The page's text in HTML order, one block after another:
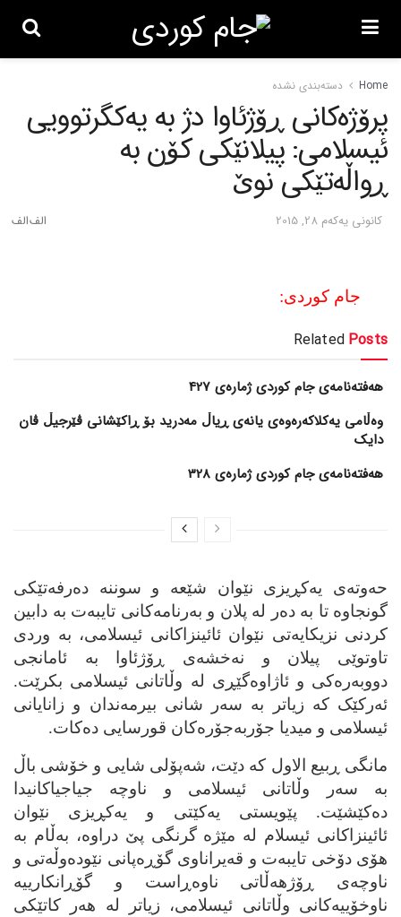
Home دسته‌بندی نشده
پرۆژه‌کانی ڕۆژئاوا دژ به‌ یه‌کگرتوویی
ئیسلامی: پیلانێکی کۆن به‌
ڕواڵه‌تێکی نوێ
كانونی یه‌كه‌م 28, 2015
جام کوردی:
Related Posts
هەفتەنامەی جام کوردی ژمارەی 427
وەڵامی یەکلاکەرەوەی یانەی ڕیاڵ مەدرید بۆ ڕاکێشانی ڤێرجیڵ ڤان
دایک
هەفتەنامەی جام کوردی ژمارەی 328
حه‌وته‌ی یه‌کڕیزی نێوان شێعه‌ و سوننه‌ ده‌رفه‌تێکی
گونجاوه‌ تا به‌ ده‌ر له‌ پلان و به‌رنامه‌کانی تایبه‌ت به‌ دابین
کردنی نزیکایه‌تی نێوان ئائینزاکانی ئیسلامی، به‌ وردی
تاوتوێی پیلان و نه‌خشه‌ی ڕۆژئاوا به‌ ئامانجی
دووبه‌ره‌کی و ئاژاوه‌گێڕی له‌ وڵاتانی ئیسلامی بکرێت.
ئه‌رکێک که‌ زیاتر به‌ سه‌ر شانی بیرمه‌ندان و زانایانی
ئیسلامی و میدیا جۆربه‌جۆره‌کان قورسایی ده‌کات.
مانگی ڕبیع الاول که‌ دێت، شه‌پۆلی شایی و خۆشی باڵ
به‌ سه‌ر وڵاتانی ئیسلامی و ناوچه‌ جیاجیاکانیدا
ده‌کێشێت. پێویستی یه‌کێتی و یه‌کڕیزی نێوان
ئائینزاکانی ئیسلام له‌ مێژه‌ گرنگی پێ دراوه‌، به‌ڵام به‌
هۆی دۆخی تایبه‌ت و قه‌یراناوی گۆڕه‌پانی نێوده‌وڵه‌تی و
ناوچه‌ی ڕۆژهه‌ڵاتی ناوه‌ڕاست و گۆڕانکارییه‌
ناوخۆییه‌کانی وڵاتانی ئیسلامی، زیاتر له‌ هه‌ر کاتێکی